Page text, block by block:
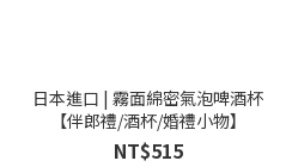
日本進口 | 霧面綿密氣泡啤酒杯
【伴郎禮/酒杯/婚禮小物】
NT$515